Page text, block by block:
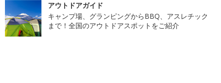
アウトドアガイド
キャンプ場、グランピングからBBQ、アスレチック
まで！全国のアウトドアスポットをご紹介